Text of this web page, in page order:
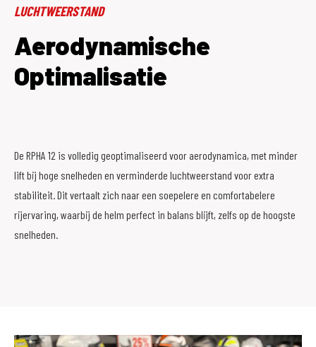
LUCHTWEERSTAND
Aerodynamische
Optimalisatie
De RPHA 12 is volledig geoptimaliseerd voor aerodynamica, met minder
lift bij hoge snelheden en verminderde luchtweerstand voor extra
stabiliteit. Dit vertaalt zich naar een soepelere en comfortabelere
rijervaring, waarbij de helm perfect in balans blijft, zelfs op de hoogste
snelheden.